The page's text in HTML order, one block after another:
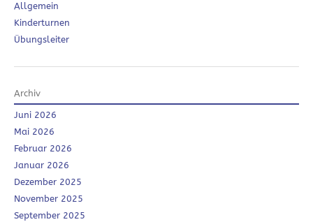
Allgemein
Kinderturnen
Übungsleiter
Archiv
Juni 2026
Mai 2026
Februar 2026
Januar 2026
Dezember 2025
November 2025
September 2025